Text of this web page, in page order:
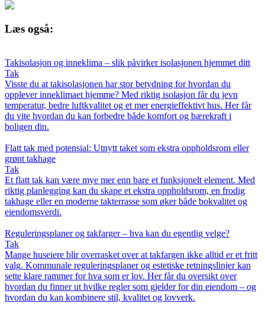
Læs også:
Takisolasjon og inneklima – slik påvirker isolasjonen hjemmet ditt
Tak
Visste du at takisolasjonen har stor betydning for hvordan du
opplever inneklimaet hjemme? Med riktig isolasjon får du jevn
temperatur, bedre luftkvalitet og et mer energieffektivt hus. Her får
du vite hvordan du kan forbedre både komfort og bærekraft i
boligen din.
Flatt tak med potensial: Utnytt taket som ekstra oppholdsrom eller
grønt takhage
Tak
Et flatt tak kan være mye mer enn bare et funksjonelt element. Med
riktig planlegging kan du skape et ekstra oppholdsrom, en frodig
takhage eller en moderne takterrasse som øker både bokvalitet og
eiendomsverdi.
Reguleringsplaner og takfarger – hva kan du egentlig velge?
Tak
Mange huseiere blir overrasket over at takfargen ikke alltid er et fritt
valg. Kommunale reguleringsplaner og estetiske retningslinjer kan
sette klare rammer for hva som er lov. Her får du oversikt over
hvordan du finner ut hvilke regler som gjelder for din eiendom – og
hvordan du kan kombinere stil, kvalitet og lovverk.